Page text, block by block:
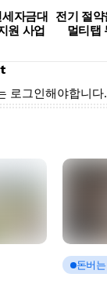
자금대
원 사업
전기 절
멀티탭
로그인해야합니다.
돈버